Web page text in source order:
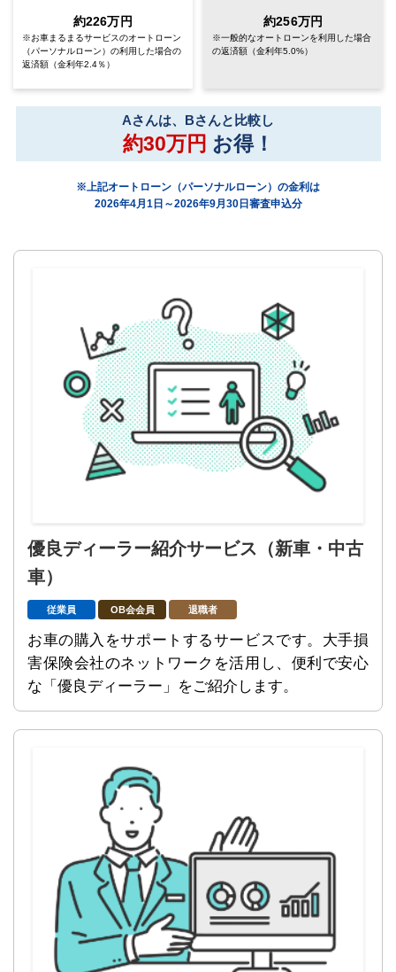
約226万円
※お車まるまるサービスのオートローン
（パーソナルローン） の利用した場合の
返済額（金利年2.4％）
約256万円
※一般的なオートローンを利用した場合
の返済額 （金利年5.0%）
Aさんは、Bさんと比較し
約30万円 お得！
※上記オートローン（パーソナルローン）の金利は
2026年4月1日～2026年9月30日審査申込分
優良ディーラー紹介サービス （新車・中古
車）
従業員 OB会会員 退職者
お車の購入をサポートするサービスです。大手損
害保険会社のネットワークを活用し、便利で安心
な「優良ディーラー」をご紹介します。